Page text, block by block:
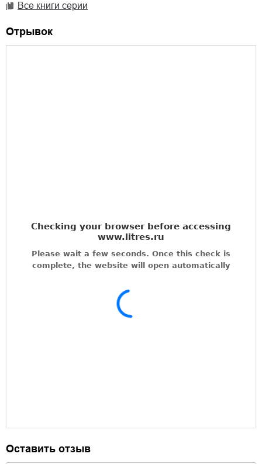
Все книги серии
Отрывок
Оставить отзыв